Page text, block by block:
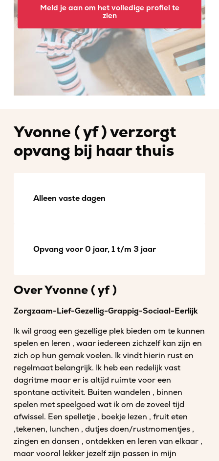
Meld je aan om het volledige profiel te
zien
Yvonne ( yf ) verzorgt
opvang bij haar thuis
Alleen vaste dagen
Opvang voor 0 jaar, 1 t/m 3 jaar
Over Yvonne ( yf )
Zorgzaam-Lief-Gezellig-Grappig-Sociaal-Eerlijk
Ik wil graag een gezellige plek bieden om te kunnen
spelen en leren , waar iedereen zichzelf kan zijn en
zich op hun gemak voelen. Ik vindt hierin rust en
regelmaat belangrijk. Ik heb een redelijk vast
dagritme maar er is altijd ruimte voor een
spontane activiteit. Buiten wandelen , binnen
spelen met speelgoed wat ik om de zoveel tijd
afwissel. Een spelletje , boekje lezen , fruit eten
,tekenen, lunchen , dutjes doen/rustmomentjes ,
zingen en dansen , ontdekken en leren van elkaar ,
maar vooral lekker jezelf zijn passen in mijn